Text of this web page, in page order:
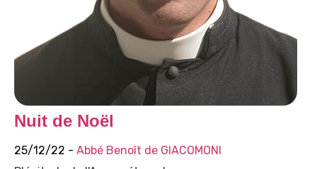
Nuit de Noël
25/12/22 - Abbé Benoît de GIACOMONI